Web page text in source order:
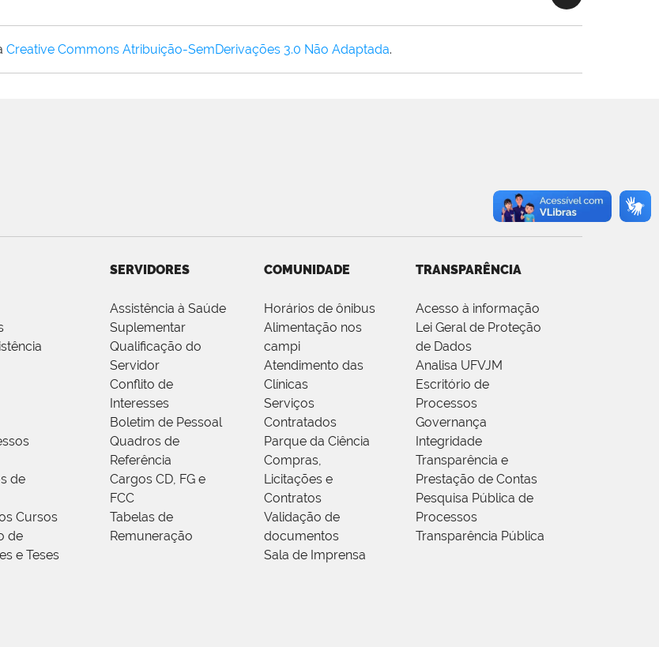
Creative Commons Atribuição-SemDerivações 3.0 Não Adaptada.
de
Cursos
de
e Teses
SERVIDORES
Assistência à Saúde
Suplementar
Qualificação do
Servidor
Conflito de
Interesses
Boletim de Pessoal
Quadros de
Referência
Cargos CD, FG e
FCC
Tabelas de
Remuneração
COMUNIDADE
Horários de ônibus
Alimentação nos
campi
Atendimento das
Clínicas
Serviços
Contratados
Parque da Ciência
Compras,
Licitações e
Contratos
Validação de
documentos
Sala de Imprensa
TRANSPARÊNCIA
Acesso à informação
Lei Geral de Proteção
de Dados
Analisa UFVJM
Escritório de
Processos
Governança
Integridade
Transparência e
Prestação de Contas
Pesquisa Pública de
Processos
Transparência Pública